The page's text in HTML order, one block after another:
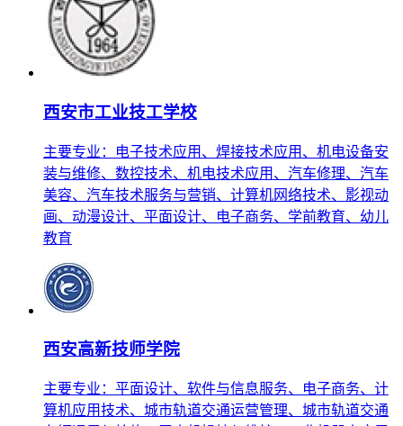
西安市工业技工学校
主要专业：电子技术应用、焊接技术应用、机电设备安
装与维修、数控技术、机电技术应用、汽车修理、汽车
美容、汽车技术服务与营销、计算机网络技术、影视动
画、动漫设计、平面设计、电子商务、学前教育、幼儿
教育
西安高新技师学院
主要专业：平面设计、软件与信息服务、电子商务、计
算机应用技术、城市轨道交通运营管理、城市轨道交通